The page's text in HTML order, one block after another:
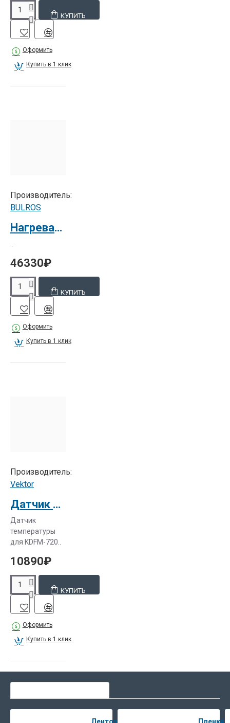
КУПИТЬ
Оформить
Купить в 1 клик
Производитель:
BULROS
Нагревательный вал для Bulros PD-480 серии
46330₽
КУПИТЬ
Оформить
Купить в 1 клик
Производитель:
Vektor
Датчик температуры для KDFM-720
Датчик
температуры
для KDFM-720..
10890₽
КУПИТЬ
Оформить
Купить в 1 клик